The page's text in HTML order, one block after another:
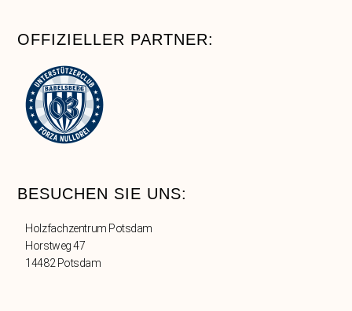
OFFIZIELLER PARTNER:
BESUCHEN SIE UNS:
Holzfachzentrum Potsdam
Horstweg 47
14482 Potsdam